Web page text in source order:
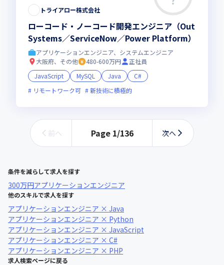
トライアロー株式会社
ローコード・ノーコード開発エンジニア（Out
Systems／ServiceNow／Power Platform）
アプリケーションエンジニア、システムエンジニア
大阪府、その他
480-600万円
正社員
JavaScript
MySQL Java
C#
リモートワーク可
新技術に積極的
前へ Page 1/136 次へ
条件を減らして求人を探す
300万円アプリケーションエンジニア
他のスキルで求人を探す
アプリケーションエンジニア × Java
アプリケーションエンジニア × Python
アプリケーションエンジニア × JavaScript
アプリケーションエンジニア × C#
アプリケーションエンジニア × PHP
求人検索ページに戻る